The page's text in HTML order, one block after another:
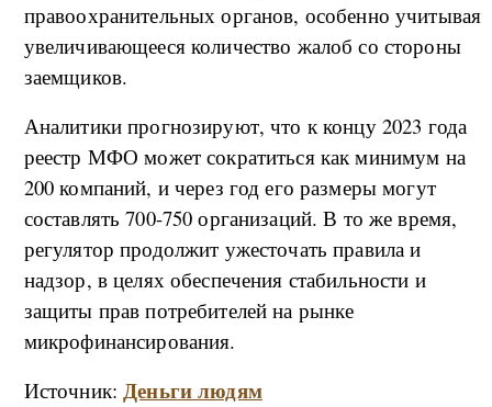
правоохранительных органов, особенно учитывая
увеличивающееся количество жалоб со стороны
заемщиков.
Аналитики прогнозируют, что к концу 2023 года
реестр МФО может сократиться как минимум на
200 компаний, и через год его размеры могут
составлять 700-750 организаций. В то же время,
регулятор продолжит ужесточать правила и
надзор, в целях обеспечения стабильности и
защиты прав потребителей на рынке
микрофинансирования.
Источник:Деньги людям